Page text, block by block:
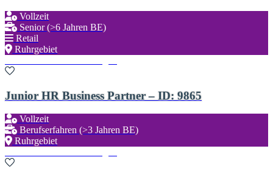
Vollzeit
Senior (>6 Jahren BE)
Retail
Ruhrgebiet
Junior HR Business Partner – ID: 9865
Vollzeit
Berufserfahren (>3 Jahren BE)
Ruhrgebiet